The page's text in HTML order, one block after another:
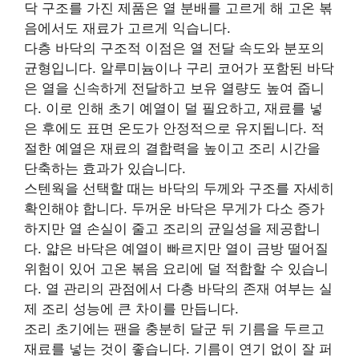
닥 구조를 가진 제품은 열 분배를 고르게 해 고온 볶
음에서도 재료가 고르게 익습니다.
다층 바닥의 구조적 이점은 열 전달 속도와 분포의
균형입니다. 알루미늄이나 구리 코어가 포함된 바닥
은 열을 신속하게 전달하고 보유 열량도 높여 줍니
다. 이로 인해 초기 예열이 덜 필요하고, 재료를 넣
은 후에도 표면 온도가 안정적으로 유지됩니다. 적
절한 예열은 재료의 결합력을 높이고 조리 시간을
단축하는 효과가 있습니다.
스텐웍을 선택할 때는 바닥의 두께와 구조를 자세히
확인해야 합니다. 두꺼운 바닥은 무게가 다소 증가
하지만 열 손실이 줄고 조리의 균일성을 제공합니
다. 얇은 바닥은 예열이 빠르지만 열이 금방 떨어질
위험이 있어 고온 볶음 요리에 덜 적합할 수 있습니
다. 열 관리의 관점에서 다층 바닥의 존재 여부는 실
제 조리 성능에 큰 차이를 만듭니다.
조리 초기에는 팬을 충분히 달군 뒤 기름을 두르고
재료를 넣는 것이 좋습니다. 기름이 연기 없이 잘 퍼